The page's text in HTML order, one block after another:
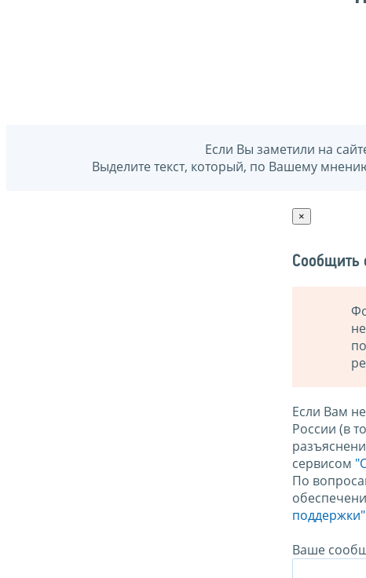
Если Вы заметили на
Выделите текст, который, по Вашему
×
Сообщить
Если Вам
России (в
сервисом
По
Ваше